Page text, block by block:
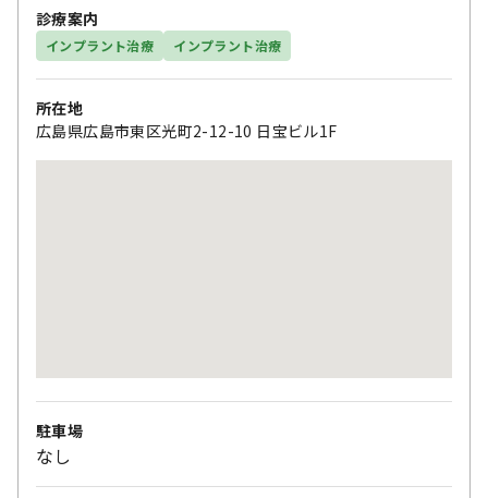
診療案内
インプラント治療 インプラント治療
所在地
広島県広島市東区光町2-12-10 日宝ビル1F
駐車場
なし